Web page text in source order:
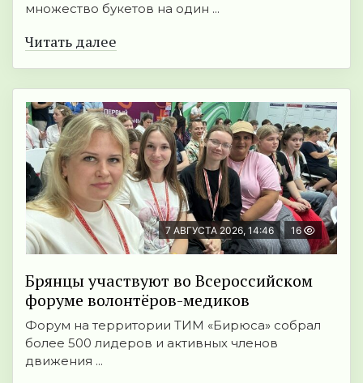
множество букетов на один ...
Читать далее
7 АВГУСТА 2026, 14:46 16
Брянцы участвуют во Всероссийском
форуме волонтёров-медиков
Форум на территории ТИМ «Бирюса» собрал
более 500 лидеров и активных членов
движения ...